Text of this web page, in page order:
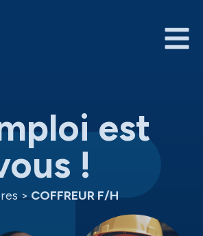
est
!
> COFFREUR F/H